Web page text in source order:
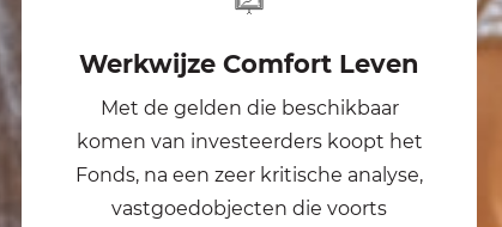
Werkwijze Comfort Leven
Met de gelden die beschikbaar
komen van investeerders koopt het
Fonds, na een zeer kritische analyse,
vastgoedobjecten die voorts